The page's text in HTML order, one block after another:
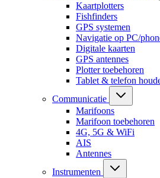
Kaartplotters
Fishfinders
GPS systemen
Navigatie op PC/
Digitale kaarten
GPS antennes
Plotter toebehoren
Tablet & telefon
Communicatie
Marifoons
Marifoon toebehoren
4G, 5G & WiFi
AIS
Antennes
Instrumenten